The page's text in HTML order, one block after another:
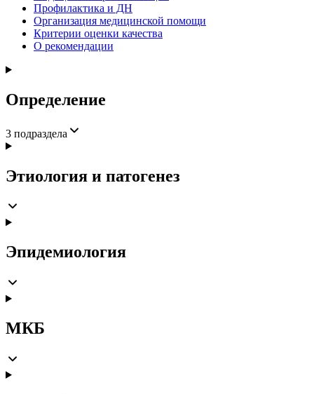
Профилактика и ДН
Организация медицинской помощи
Критерии оценки качества
О рекомендации
Определение
3 подраздела
Этиология и патогенез
Эпидемиология
МКБ